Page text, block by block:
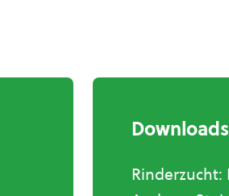
Downloads
Rinderzucht: